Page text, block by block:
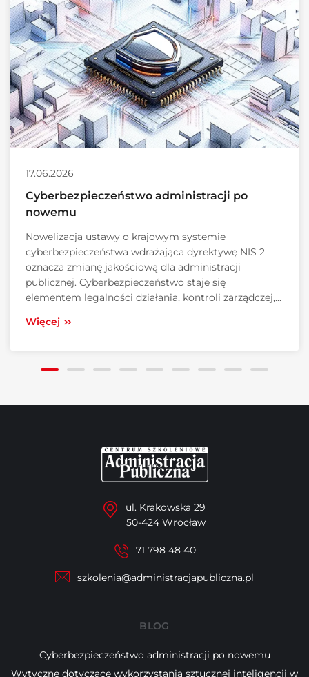
17.06.2026
Cyberbezpieczeństwo administracji po
nowemu
Nowelizacja ustawy o krajowym systemie
cyberbezpieczeństwa wdrażająca dyrektywę NIS 2
oznacza zmianę jakościową dla administracji
publicznej. Cyberbezpieczeństwo staje się
elementem legalności działania, kontroli zarządczej,...
Więcej
ul. Krakowska 29
50-424 Wrocław
71 798 48 40
szkolenia@administracjapubliczna.pl
BLOG
Cyberbezpieczeństwo administracji po nowemu
Wytyczne dotyczące wykorzystania sztucznej inteligencji w